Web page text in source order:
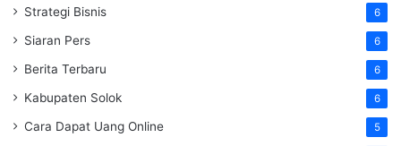
Strategi Bisnis 6
Siaran Pers 6
Berita Terbaru 6
Kabupaten Solok 6
Cara Dapat Uang Online 5